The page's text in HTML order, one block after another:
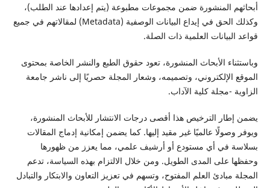
أبحاثهم المنشورة ضمن مجموعات مطبوعة (يتم إعدادها عند الطلب)،
وكذلك الحق في إيداع البيانات الوصفية (Metadata) لمقالاتهم في جميع
قواعد البيانات العلمية ذات الصلة.
وباستثناء الأبحاث المنشورة، تعود حقوق الطبع والنشر الخاصة بمحتوى
الموقع الإلكتروني، وتصميمه، وشعار المجلة حصريًا إلى ناشر جامعة
الزاوية -مجلة كلية الآداب.
يضمن إطار الترخيص هذا أقصى درجات الانتشار للأبحاث المنشورة،
ويوفر وصولًا عالميًا غير مقيد إليها. كما يضمن إمكانية إدماج المقالات
بسلاسة في أي مستودع أو أرشيف علمي، مما يعزز من ظهورها
وحفظها على المدى الطويل. ومن خلال الالتزام بهذه السياسة، تدعم
المجلة مبادئ العلم المفتوح، وتسهم في تعزيز التعاون والابتكار والتبادل